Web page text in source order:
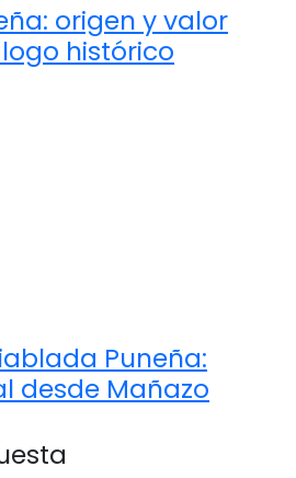
origen y valor
histórico
Puneña:
desde Mañazo